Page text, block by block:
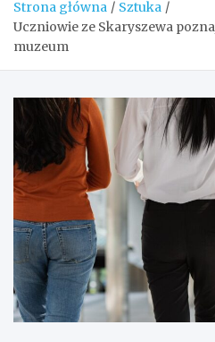
Strona główna
Sztuka
Uczniowie ze Skaryszewa
muzeum